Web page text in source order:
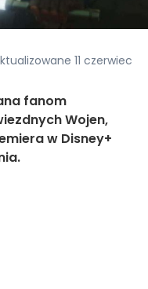
11 czerwiec
fanom
Wojen,
w Disney+